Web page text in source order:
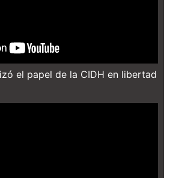
el papel de la CIDH en libertad